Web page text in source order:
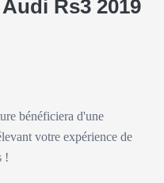
Rs3 2019
bénéficiera d'une
votre expérience de
!